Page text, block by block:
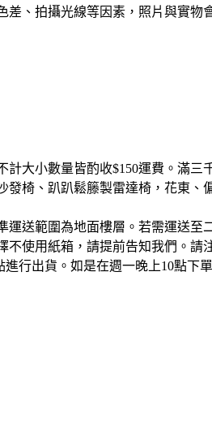
、拍攝光線等因素，照片與實物
計大小數量皆酌收$150運費。滿
椅、趴趴鬆籐製雷達椅，花東、
送範圍為地面樓層。若需運送至
使用紙箱，請提前告知我們。請
行出貨。如是在週一晚上10點下